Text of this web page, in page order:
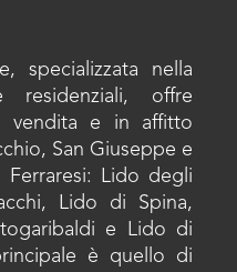
specializzata nella
residenziali, offre
vendita e in affitto
San Giuseppe e
Lido degli
Lido di Spina,
e Lido di
è quello di